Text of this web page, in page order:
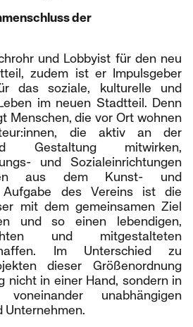
der
und Lobbyist für den neu
zudem ist er Impulsgeber
das soziale, kulturelle und
im neuen Stadtteil. Denn
Menschen, die vor Ort wohnen
die aktiv an der
Gestaltung mitwirken,
und Sozialeinrichtungen
aus dem Kunst- und
Aufgabe des Vereins ist die
mit dem gemeinsamen Ziel
und so einen lebendigen,
und mitgestalteten
Im Unterschied zu
dieser Größenordnung
nicht in einer Hand, sondern in
unabhängigen
Unternehmen.